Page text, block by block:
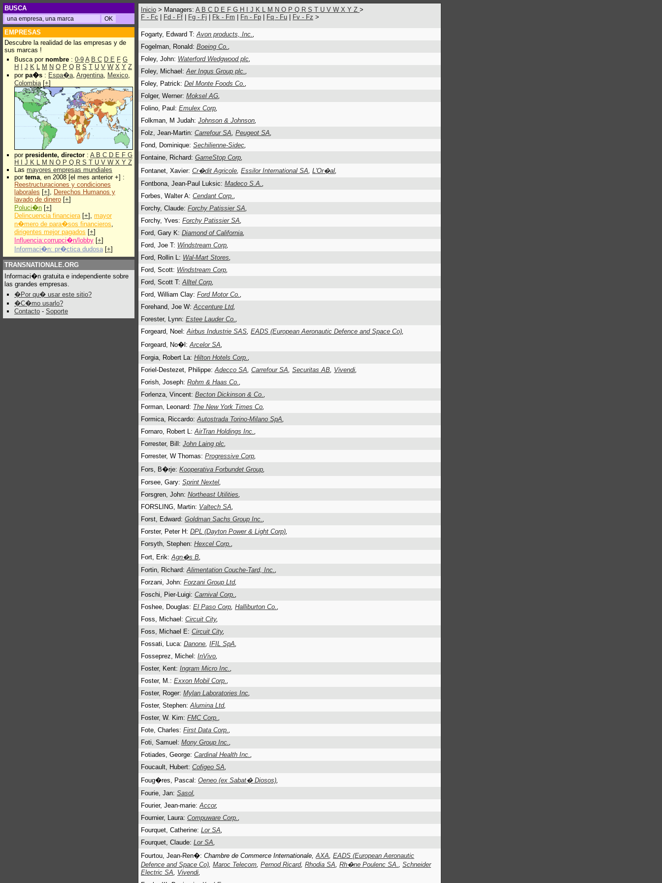
BUSCA
EMPRESAS
Descubre la realidad de las empresas y de
sus marcas !
Busca por nombre : 0-9 A B C D E F G
H
J K L M N O P Q R S T U V W X Y Z
por pa�s : Espa�a, Argentina, Mexico,
Colombia[+]
por presidente, director : A B C D E F G
H
J K L M N O P Q R S T U V W X Y Z
Las mayores empresas mundiales
por tema, en 2008 [el mes anterior +] :
Reestructuraciones y condiciones
laborales [+], Derechos Humanos y
lavado de dinero [+]
Poluci�n [+]
Delincuencia financiera[+], mayor
n�mero de para�sos financieros,
dirigentes mejor pagados [+]
Influencia:corrupci�n/lobby [+]
Informaci�n: pr�ctica dudosa [+]
TRANSNATIONALE.ORG
Informaci�n gratuita e independiente sobre
las grandes empresas.
�Por qu� usar este sitio?
�C�mo usarlo?
Contacto - Soporte
Inicio > Managers: A B C D E F G H J K L M N O P Q R S T U V W X Y Z >
F - Fc
Fd - Ff Fg - Fj Fk - Fm Fn - Fp Fq - Fu Fv - Fz >
Fogarty, Edward T:Avon products, Inc.,
Fogelman, Ronald: Boeing Co.,
Foley, John: Waterford Wedgwood plc,
Foley, Michael:Aer Ingus Group plc.,
Foley, Patrick: Del Monte Foods Co.,
Folger, Werner: Moksel AG,
Folino, Paul: Emulex Corp,
Folkman, M Judah: Johnson & Johnson,
Folz, Jean-Martin: Carrefour SA, Peugeot SA,
Fond, Dominique: Sechilienne-Sidec,
Fontaine, Richard: GameStop Corp,
Fontanet, Xavier: Cr�dit Agricole, Essilor International SA, L'Or�al,
Fontbona, Jean-Paul Luksic: Madeco S.A.,
Forbes, Walter A: Cendant Corp.,
Forchy, Claude: Forchy Patissier SA,
Forchy, Yves: Forchy Patissier SA,
Ford, Gary K: Diamond of California,
Ford, Joe T: Windstream Corp,
Ford, Rollin L: Wal-Mart Stores,
Ford, Scott: Windstream Corp,
Ford, Scott T:Alltel Corp,
Ford, William Clay: Ford Motor Co.,
Forehand, Joe W:Accenture Ltd,
Forester, Lynn: Estee Lauder Co.,
Forgeard, Noel:Airbus Industrie SAS, EADS (European Aeronautic Defence and Space Co),
Forgeard, No�l:Arcelor SA,
Forgia, Robert La: Hilton Hotels Corp.,
Foriel-Destezet, Philippe:Adecco SA, Carrefour SA, Securitas AB, Vivendi,
Forish, Joseph: Rohm & Haas Co.,
Forlenza, Vincent: Becton Dickinson & Co.,
Forman, Leonard: The New York Times Co,
Formica, Riccardo:Autostrada Torino-Milano SpA,
Fornaro, Robert L:AirTran Holdings Inc.,
Forrester, Bill: John Laing plc,
Forrester, W Thomas: Progressive Corp,
Fors, B�rje: Kooperativa Forbundet Group,
Forsee, Gary: Sprint Nextel,
Forsgren, John: Northeast Utilities,
FORSLING, Martin: Valtech SA,
Forst, Edward: Goldman Sachs Group Inc.,
Forster, Peter H: DPL (Dayton Power & Light Corp),
Forsyth, Stephen: Hexcel Corp.,
Fort, Erik:Agn�s B,
Fortin, Richard:Alimentation Couche-Tard, Inc.,
Forzani, John: Forzani Group Ltd,
Foschi, Pier-Luigi: Carnival Corp.,
Foshee, Douglas: El Paso Corp, Halliburton Co.,
Foss, Michael: Circuit City,
Foss, Michael E: Circuit City,
Fossati, Luca: Danone, IFIL SpA,
Fosseprez, Michel: InVivo,
Foster, Kent: Ingram Micro Inc.,
Foster, M.: Exxon Mobil Corp.,
Foster, Roger: Mylan Laboratories Inc,
Foster, Stephen:Alumina Ltd,
Foster, W. Kim: FMC Corp.,
Fote, Charles: First Data Corp.,
Foti, Samuel: Mony Group Inc.,
Fotiades, George: Cardinal Health Inc.,
Foucault, Hubert: Cofigeo SA,
Foug�res, Pascal: Oeneo (ex Sabat� Diosos),
Fourie, Jan: Sasol,
Fourier, Jean-marie:Accor,
Fournier, Laura: Compuware Corp.,
Fourquet, Catherine: Lor SA,
Fourquet, Claude: Lor SA,
Fourtou, Jean-Ren�: Chambre de Commerce Internationale,AXA, EADS (European Aeronautic
Defence and Space Co), Maroc Telecom, Pernod Ricard, Rhodia SA, Rh�ne Poulenc SA., Schneider
Electric SA, Vivendi,